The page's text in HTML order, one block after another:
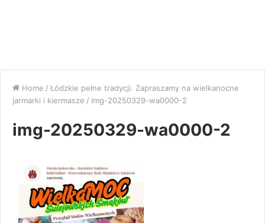
Home / Łódzkie pełne tradycji. Zapraszamy na wielkanocne
jarmarki i kiermasze / img-20250329-wa0000-2
img-20250329-wa0000-2